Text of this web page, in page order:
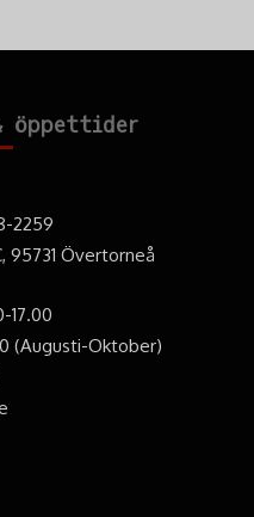
öppettider
2259
95731 Övertorneå
17.00
(Augusti-Oktober)